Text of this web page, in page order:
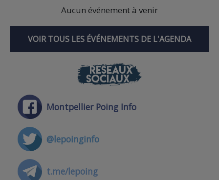
Aucun événement à venir
VOIR TOUS LES ÉVÉNEMENTS DE L'AGENDA
RÉSEAUX
SOCIAUX
Montpellier Poing Info
@lepoinginfo
t.me/lepoing